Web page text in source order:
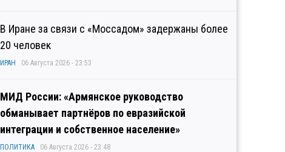
В Иране за связи с «Моссадом» задержаны более
20 человек
ИРАН 06 Августа 2026 - 23:53
МИД России: «Армянское руководство
обманывает партнёров по евразийской
интеграции и собственное население»
ПОЛИТИКА 06 Августа 2026 - 23:48